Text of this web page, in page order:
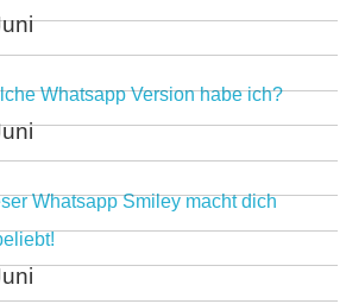
Whatsapp Version habe ich?
Whatsapp Smiley macht dich